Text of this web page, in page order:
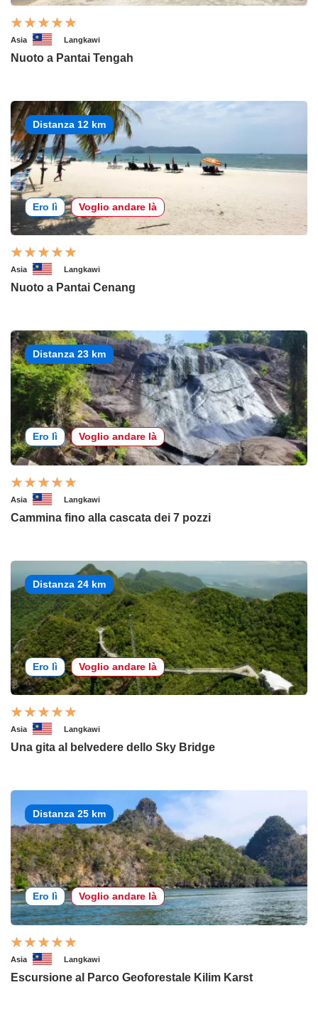
Asia Langkawi
Nuoto a Pantai Tengah
Distanza 12 km
Ero lì Voglio andare là
Asia Langkawi
Nuoto a Pantai Cenang
Distanza 23 km
Ero lì Voglio andare là
Asia Langkawi
Cammina fino alla cascata dei 7 pozzi
Distanza 24 km
Ero lì Voglio andare là
Asia Langkawi
Una gita al belvedere dello Sky Bridge
Distanza 25 km
Ero lì Voglio andare là
Asia Langkawi
Escursione al Parco Geoforestale Kilim Karst